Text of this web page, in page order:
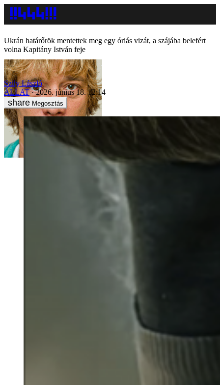
Ukrán határőrök mentettek meg egy óriás vizát, a szájába belefért
volna Kapitány István feje
Szily László
ÁLLAT
2026. június 18. 12:14
Megosztás